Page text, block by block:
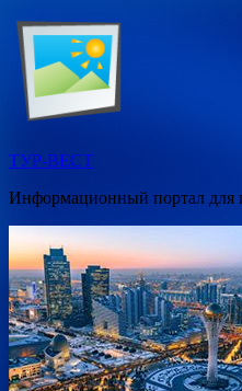
Перейти
содержимому
ТУР-ВЕСТ
Информационный портал для